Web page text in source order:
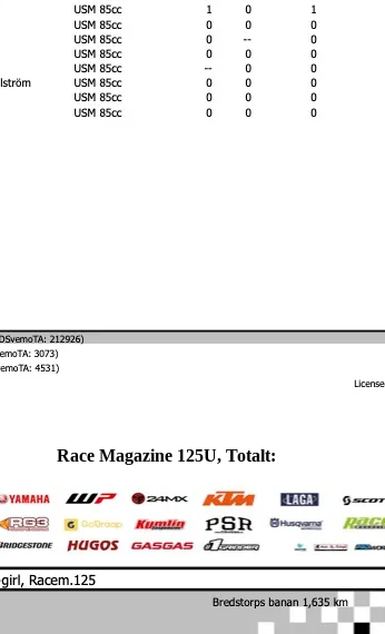
Race Magazine 125U, Totalt: